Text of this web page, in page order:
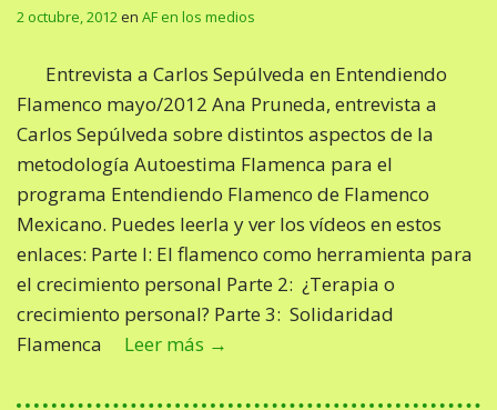
2 octubre, 2012en AF en los medios
Entrevista a Carlos Sepúlveda en Entendiendo
Flamenco mayo/2012 Ana Pruneda, entrevista a
Carlos Sepúlveda sobre distintos aspectos de la
metodología Autoestima Flamenca para el
programa Entendiendo Flamenco de Flamenco
Mexicano. Puedes leerla y ver los vídeos en estos
enlaces: Parte I: El flamenco como herramienta para
el crecimiento personal Parte 2: ¿Terapia o
crecimiento personal? Parte 3: Solidaridad
Flamenca Leer más →